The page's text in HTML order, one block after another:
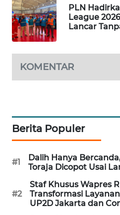
PLN
League
Lancar
KOMENTAR
Berita Populer
#1
Dalih Hanya
Toraja Dicopot Usai
#2
Staf Khusus Wapres
Transformasi
UP2D Jakarta dan
WAHANA
HEALTH
DESA
WISATA
WAHANA
Wahana
LISTRIK